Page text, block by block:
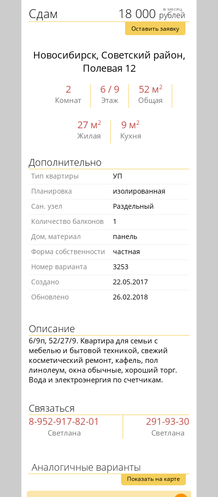
18 000 в месяц
рублей
Сдам
Оставить заявку
Новосибирск, Советский район,
Полевая 12
2
Комнат
6 / 9
Этаж
52 м2
Общая
27 м2
Жилая
9 м2
Кухня
Дополнительно
Тип квартиры
УП
Планировка
изолированная
Сан. узел
Раздельный
Количество балконов
1
Дом, материал
панель
Форма собственности
частная
Номер варианта
3253
Создано
22.05.2017
Обновлено
26.02.2018
Описание
6/9п, 52/27/9. Квартира для семьи с
мебелью и бытовой техникой, свежий
косметический ремонт, кафель, пол
линолеум, окна обычные, хороший торг.
Вода и электроэнергия по счетчикам.
Связаться
8-952-917-82-01
Светлана
291-93-30
Светлана
Аналогичные варианты
Показать на карте